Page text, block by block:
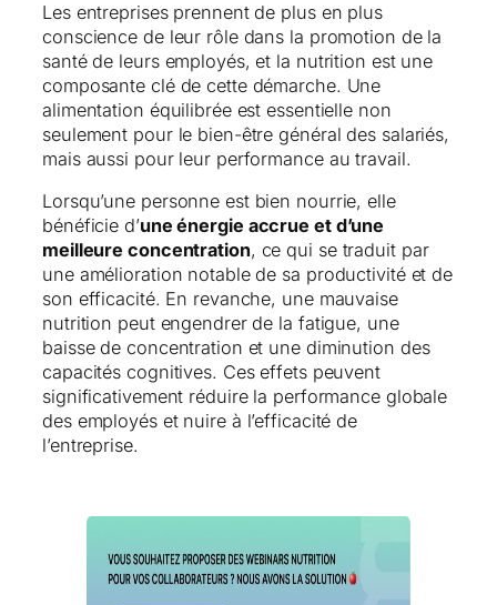
Les entreprises prennent de plus en plus
conscience de leur rôle dans la promotion de la
santé de leurs employés, et la nutrition est une
composante clé de cette démarche. Une
alimentation équilibrée est essentielle non
seulement pour le bien-être général des salariés,
mais aussi pour leur performance au travail.
Lorsqu’une personne est bien nourrie, elle
bénéficie d’une énergie accrue et d’une
meilleure concentration, ce qui se traduit par
une amélioration notable de sa productivité et de
son efficacité. En revanche, une mauvaise
nutrition peut engendrer de la fatigue, une
baisse de concentration et une diminution des
capacités cognitives. Ces effets peuvent
significativement réduire la performance globale
des employés et nuire à l’efficacité de
l’entreprise.